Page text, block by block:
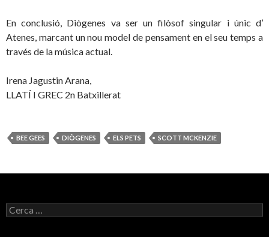
En conclusió, Diògenes va ser un filòsof singular i únic d’
Atenes, marcant un nou model de pensament en el seu temps a
través de la música actual.
Irena Jagustin Arana,
LLATÍ I GREC 2n Batxillerat
BEE GEES DIÒGENES ELS PETS SCOTT MCKENZIE
C
e